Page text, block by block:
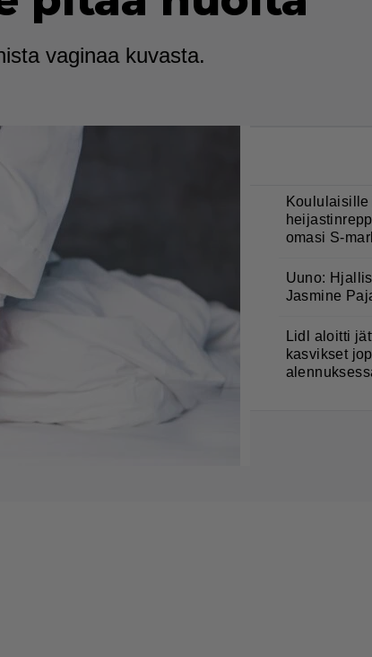
vaginaa kuvasta.
omasi S-
Uuno:
Jasmine
Lidl aloitti
kasvikset